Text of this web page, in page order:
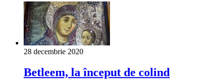
28 decembrie 2020
Betleem, la început de colind